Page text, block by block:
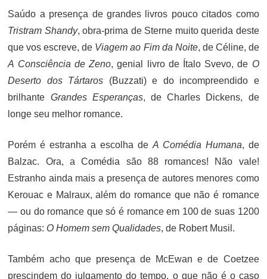
Saúdo a presença de grandes livros pouco citados como
Tristram Shandy, obra-prima de Sterne muito querida deste
que vos escreve, de Viagem ao Fim da Noite, de Céline, de
A Consciência de Zeno, genial livro de Ítalo Svevo, de O
Deserto dos Tártaros (Buzzati) e do incompreendido e
brilhante Grandes Esperanças, de Charles Dickens, de
longe seu melhor romance.
Porém é estranha a escolha de A Comédia Humana, de
Balzac. Ora, a Comédia são 88 romances! Não vale!
Estranho ainda mais a presença de autores menores como
Kerouac e Malraux, além do romance que não é romance
— ou do romance que só é romance em 100 de suas 1200
páginas: O Homem sem Qualidades, de Robert Musil.
Também acho que presença de McEwan e de Coetzee
prescindem do julgamento do tempo, o que não é o caso